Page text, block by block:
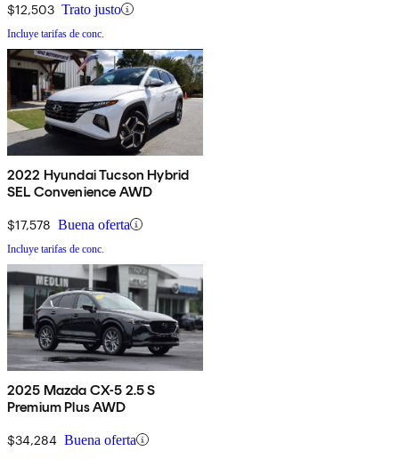
$12,503 Trato justo
Incluye tarifas de conc.
2022 Hyundai Tucson Hybrid
SEL Convenience AWD
$17,578 Buena oferta
Incluye tarifas de conc.
2025 Mazda CX-5 2.5 S
Premium Plus AWD
$34,284 Buena oferta